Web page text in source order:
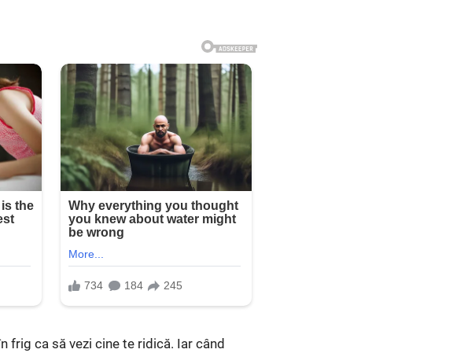
frig ca să vezi cine te ridică. Iar când